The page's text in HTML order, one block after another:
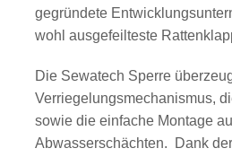
gegründete
wohl ausgefeilteste
Die Sewatech Sperre
Verriegelungsmechanismus,
sowie die einfache Montage
Abwasserschächten. Dank